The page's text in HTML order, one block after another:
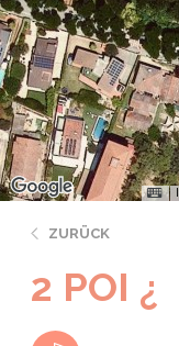
ZURÜCK
2 POI ¿